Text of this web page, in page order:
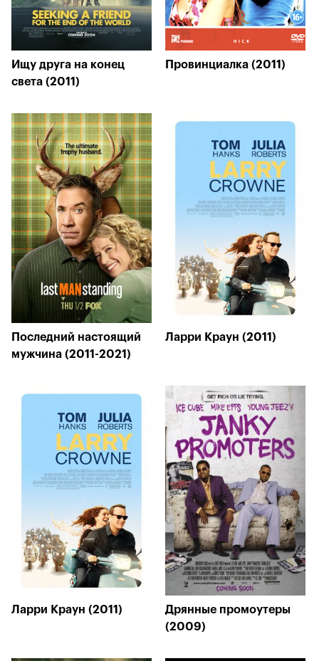
Ищу друга на конец
света (2011)
Провинциалка (2011)
Последний настоящий
мужчина (2011-2021)
Ларри Краун (2011)
Ларри Краун (2011)
Дрянные промоутеры
(2009)